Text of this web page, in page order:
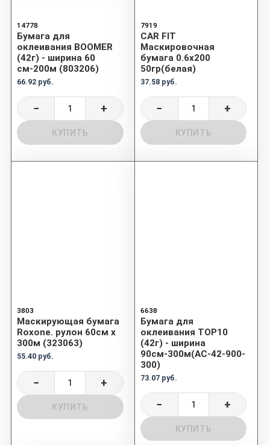
14778
Бумага для
оклеивания BOOMER
(42г) - ширина 60
см-200м (803206)
66.92 руб.
− +
КУПИТЬ
7919
CAR FIT
Маскировочная
бумага 0.6x200
50гр(белая)
37.58 руб.
− +
КУПИТЬ
3803
Маскирующая бумага
Roxone. рулон 60см х
300м (323063)
55.40 руб.
− +
КУПИТЬ
6638
Бумага для
оклеивания TOP10
(42г) - ширина
90см-300м(AC-42-900-
300)
73.07 руб.
− +
КУПИТЬ